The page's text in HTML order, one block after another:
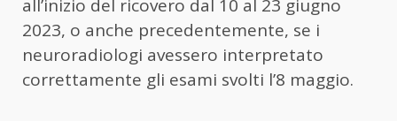
all’inizio del ricovero dal 10 al 23 giugno
2023, o anche precedentemente, se i
neuroradiologi avessero interpretato
correttamente gli esami svolti l’8 maggio.